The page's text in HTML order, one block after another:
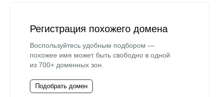
Регистрация похожего домена
Воспользуйтесь удобным подбором —
похожее имя может быть свободно в одной
из 700+ доменных зон.
Подобрать домен